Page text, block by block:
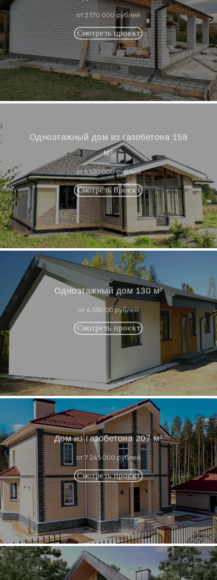
от 2 170 000 рублей
Одноэтажный дом из газобетона 158
м²
от 5 530 000 рублей
Одноэтажный дом 130 м²
от 4 550 00 рублей
Дом из газобетона 207 м²
от 7 245 000 рублей